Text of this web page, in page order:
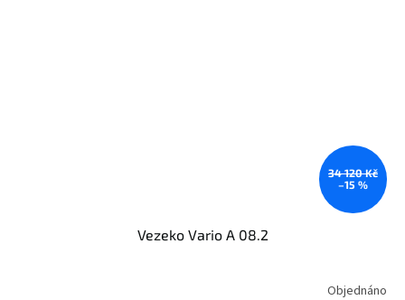
34 120 Kč
–15 %
Vezeko Vario A 08.2
Objednáno